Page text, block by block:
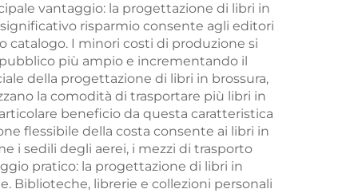
vantaggio: la progettazione di libri in
risparmio consente agli editori
catalogo. I minori costi di produzione si
più ampio e incrementando il
della progettazione di libri in brossura,
la comodità di trasportare più libri in
beneficio da questa caratteristica
flessibile della costa consente ai libri in
i sedili degli aerei, i mezzi di trasporto
pratico: la progettazione di libri in
Biblioteche, librerie e collezioni personali